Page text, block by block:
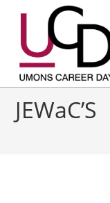
JEWaC’S